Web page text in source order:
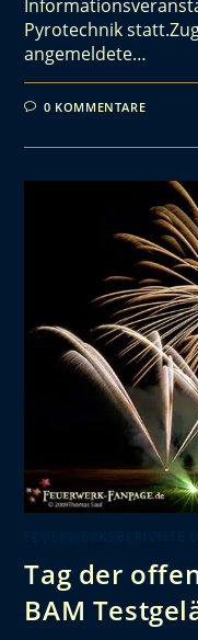
Pyrotechnik
angemeldete…
0 KOMMENTARE
Tag der
BAM